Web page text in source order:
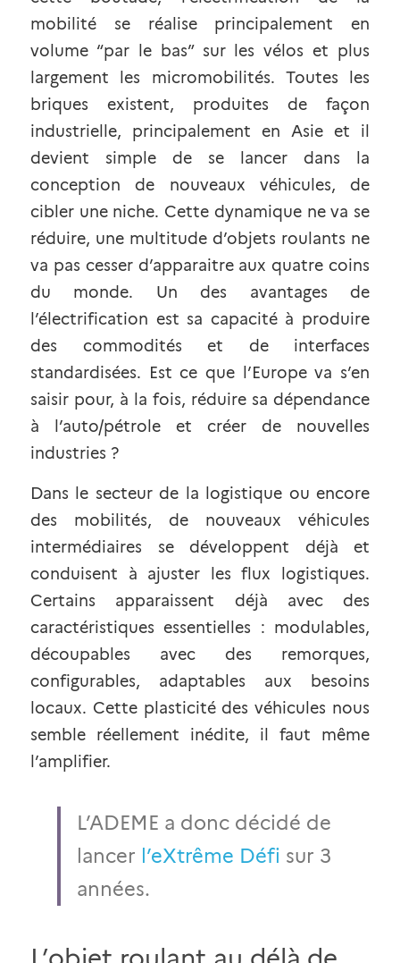
mobilité se réalise principalement en
volume “par le bas” sur les vélos et plus
largement les micromobilités. Toutes les
briques existent, produites de façon
industrielle, principalement en Asie et il
devient simple de se lancer dans la
conception de nouveaux véhicules, de
cibler une niche. Cette dynamique ne va se
réduire, une multitude d’objets roulants ne
va pas cesser d’apparaitre aux quatre coins
du monde. Un des avantages de
l’électrification est sa capacité à produire
des
commodités et de interfaces
standardisées. Est ce que l’Europe va s’en
saisir pour, à la fois, réduire sa dépendance
à l’auto/pétrole et créer de nouvelles
industries ?
Dans le secteur de la logistique ou encore
des mobilités, de nouveaux véhicules
intermédiaires se développent déjà et
conduisent à ajuster les flux logistiques.
Certains apparaissent déjà avec des
caractéristiques essentielles : modulables,
découpables avec des remorques,
configurables, adaptables aux besoins
locaux. Cette plasticité des véhicules nous
semble réellement inédite, il faut même
l’amplifier.
L’ADEME a donc décidé de
lancer l’eXtrême Défi sur 3
années.